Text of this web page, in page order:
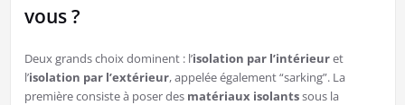
vous ?
Deux grands choix dominent : l’isolation par l’intérieuret
l’isolation par l’extérieur, appelée également “sarking”. La
première consiste à poser des matériaux isolantssous la